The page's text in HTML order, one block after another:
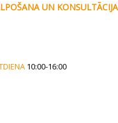
UN
10:00-16:00